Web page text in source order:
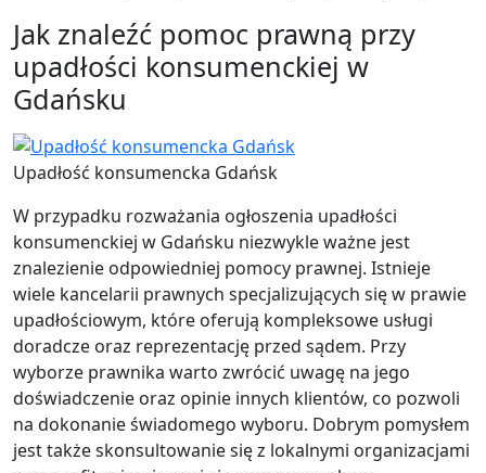
Jak znaleźć pomoc prawną przy
upadłości konsumenckiej w
Gdańsku
Upadłość konsumencka Gdańsk
W przypadku rozważania ogłoszenia upadłości
konsumenckiej w Gdańsku niezwykle ważne jest
znalezienie odpowiedniej pomocy prawnej. Istnieje
wiele kancelarii prawnych specjalizujących się w prawie
upadłościowym, które oferują kompleksowe usługi
doradcze oraz reprezentację przed sądem. Przy
wyborze prawnika warto zwrócić uwagę na jego
doświadczenie oraz opinie innych klientów, co pozwoli
na dokonanie świadomego wyboru. Dobrym pomysłem
jest także skonsultowanie się z lokalnymi organizacjami